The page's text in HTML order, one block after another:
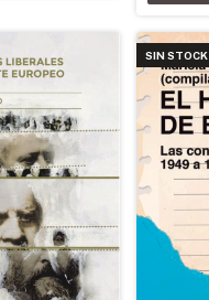
SIN STOCK